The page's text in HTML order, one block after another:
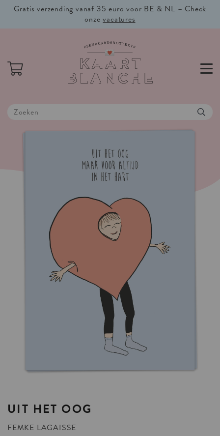
Gratis verzending vanaf 35 euro voor BE & NL – Check
onzevacatures
UIT HET OOG
FEMKE LAGAISSE